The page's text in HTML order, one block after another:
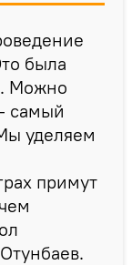
была
Можно
самый
уделяем
примут